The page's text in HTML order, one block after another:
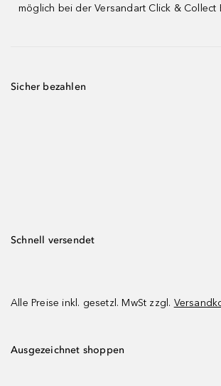
möglich bei der Versandart Click & Collect
Sicher bezahlen
Schnell versendet
Alle Preise inkl. gesetzl. MwSt zzgl.
Ausgezeichnet shoppen